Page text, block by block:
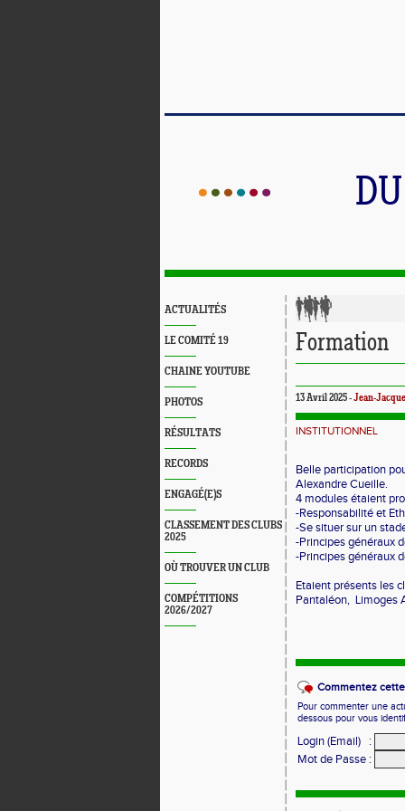
ACTUALITÉS
LE COMITÉ 19
CHAINE YOUTUBE
PHOTOS
RÉSULTATS
RECORDS
ENGAGÉ(E)S
CLASSEMENT DES CLUBS
2025
OÙ TROUVER UN CLUB
COMPÉTITIONS
2026/2027
Formation
13 Avril 2025 -Jean-
INSTITUTIONNEL
Belle participation
Alexandre Cueille.
4 modules étaient
-Responsabilité et
-Se situer sur un
-Principes généraux
-Principes généraux
Etaient présents les
Pantaléon, Limoges
Commentez
Pour commenter une
dessous pour vous
Login (Email)
:
Mot de Passe :